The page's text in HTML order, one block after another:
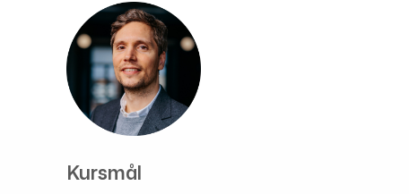
Kursmål